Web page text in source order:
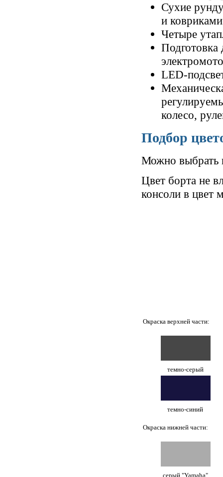
Сухие
и ковриками
Четыре
Подготовка
LED-
колесо,
Подбор
Можно выбрать
Цвет борта не
консоли в цвет
Окраска верхней части:
темно-серый
темно-синий
Окраска нижней части:
серый "Yamaha"